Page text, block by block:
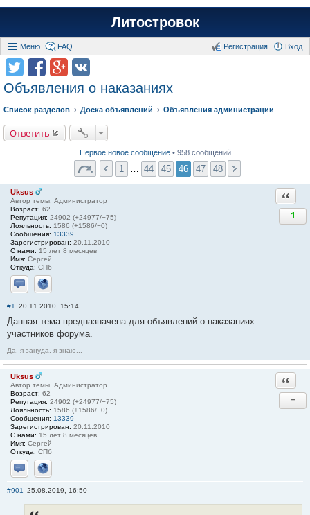
Литостровок
Меню FAQ Вход
Регистрация
Объявления о наказаниях
Список разделов Доска объявлений Объявления администрации
Ответить
Первое новое сообщение• 958 сообщений
1 44 45 46 47 48
Uksus
Автор темы, Администратор
Возраст: 62
Репутация: 24902 (+24977/−75)
Лояльность: 1586 (+1586/−0)
Сообщения: 13339
Зарегистрирован: 20.11.2010
С нами: 15 лет 8 месяцев
Имя: Сергей
Откуда: СПб
Отправить личное сообщение
Сайт
1
#1 20.11.2010, 15:14
Данная тема предназначена для объявлений о наказаниях
участников форума.
Да, я зануда, я знаю...
Uksus
Автор темы, Администратор
Возраст: 62
Репутация: 24902 (+24977/−75)
Лояльность: 1586 (+1586/−0)
Сообщения: 13339
Зарегистрирован: 20.11.2010
С нами: 15 лет 8 месяцев
Имя: Сергей
Откуда: СПб
Отправить личное сообщение
Сайт
−
#901 25.08.2019, 16:50